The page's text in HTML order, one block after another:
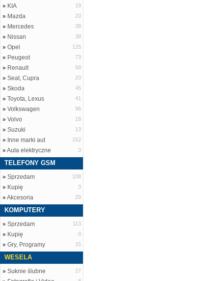
» KIA 19
» Mazda 20
» Mercedes 38
» Nissan 38
» Opel 125
» Peugeot 73
» Renault 58
» Seat, Cupra 20
» Skoda 45
» Toyota, Lexus 41
» Volkswagen 96
» Volvo 18
» Suzuki 13
» Inne marki aut 152
»Auta elektryczne 3
TELEFONY GSM
» Sprzedam 108
» Kupię 3
»Akcesoria 29
KOMPUTERY
» Sprzedam 113
» Kupię 0
» Gry, Programy 15
WESELA
» Suknie ślubne 27